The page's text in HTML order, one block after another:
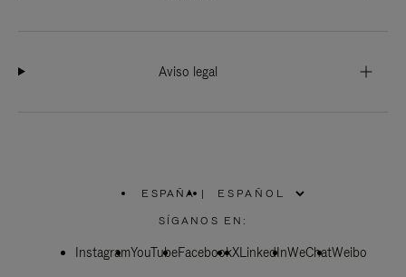
Aviso legal
ESPAÑA
ELIGE
LA
|
SÍGANOS EN:
InstagramYouTubeFacebookXLinkedInWeChatWeibo